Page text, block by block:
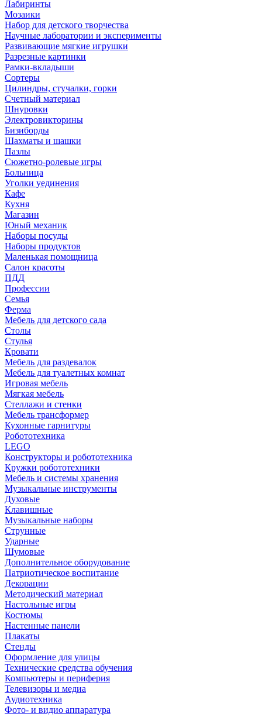
Лабиринты
Мозаики
Набор для детского творчества
Научные лаборатории и эксперименты
Развивающие мягкие игрушки
Разрезные картинки
Рамки-вкладыши
Сортеры
Цилиндры, стучалки, горки
Счетный материал
Шнуровки
Электровикторины
Бизиборды
Шахматы и шашки
Пазлы
Сюжетно-ролевые игры
Больница
Уголки уединения
Кафе
Кухня
Магазин
Юный механик
Наборы посуды
Наборы продуктов
Маленькая помощница
Салон красоты
ПДД
Профессии
Семья
Ферма
Мебель для детского сада
Столы
Cтулья
Кровати
Мебель для раздевалок
Мебель для туалетных комнат
Игровая мебель
Мягкая мебель
Стеллажи и стенки
Мебель трансформер
Кухонные гарнитуры
Робототехника
LEGO
Конструкторы и робототехника
Кружки робототехники
Мебель и системы хранения
Музыкальные инструменты
Духовые
Клавишные
Музыкальные наборы
Струнные
Ударные
Шумовые
Дополнительное оборудование
Патриотическое воспитание
Декорации
Методический материал
Настольные игры
Костюмы
Настенные панели
Плакаты
Стенды
Оформление для улицы
Технические средства обучения
Компьютеры и периферия
Телевизоры и медиа
Аудиотехника
Фото- и видио аппаратура